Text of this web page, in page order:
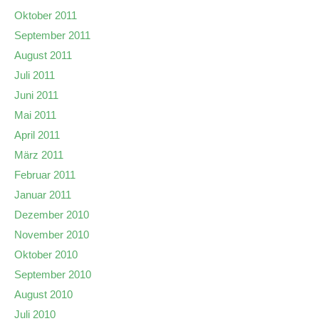
Oktober 2011
September 2011
August 2011
Juli 2011
Juni 2011
Mai 2011
April 2011
März 2011
Februar 2011
Januar 2011
Dezember 2010
November 2010
Oktober 2010
September 2010
August 2010
Juli 2010